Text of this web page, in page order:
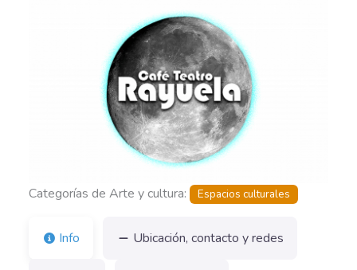
Categorías de Arte y cultura: Espacios culturales
Info Ubicación, contacto y redes